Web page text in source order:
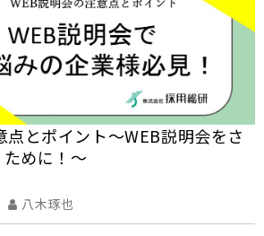
点とポイント～WEB説明会をさ
めに！～
八木琢也